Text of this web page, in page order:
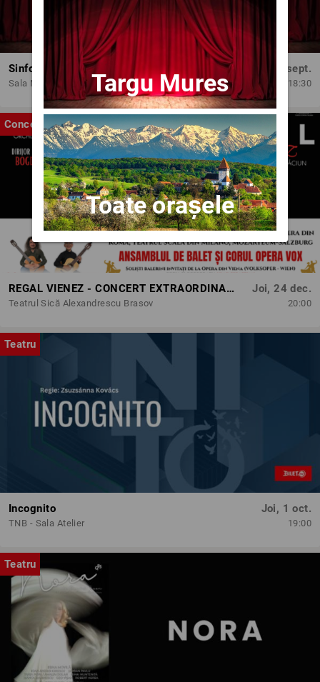
Sinfonia do Brasil - Concert dedicat Zilei Independenței Braziliei
Sala Mare ONB
Vin, 18 sept.
18:30
Concert
REGAL VIENEZ - CONCERT EXTRAORDINAR DE CRACIUN | BRASOV
Teatrul Sică Alexandrescu Brasov
Joi, 24 dec.
20:00
Teatru
Incognito
TNB - Sala Atelier
Joi, 1 oct.
19:00
Teatru
Targu Mures
Toate orașele